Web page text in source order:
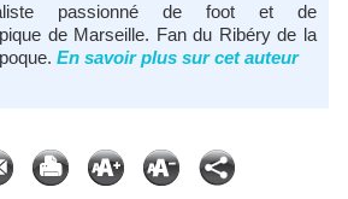
passionné de foot et de
de Marseille. Fan du Ribéry de la
En savoir plus sur cet auteur